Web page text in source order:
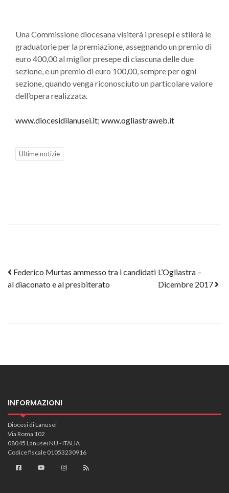
Una Commissione diocesana visiterà i presepi e stilerà le
graduatorie per la premiazione, assegnando un premio di
euro 400,00 al miglior presepe di ciascuna delle due
sezione, e un premio di euro 100,00, sempre per ogni
sezione, quando venga riconosciuto un particolare valore
dell’opera realizzata.
www.diocesidilanusei.it; www.ogliastraweb.it
Ultime notizie
Post navigation
Federico Murtas ammesso tra i candidati
al diaconato e al presbiterato
L’Ogliastra –
Dicembre 2017
INFORMAZIONI
Diocesi di Lanusei
Via Roma 102
08045 Lanusei NU - ITALIA
Codice fiscale 01053230916